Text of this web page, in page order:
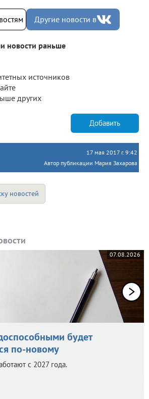
Другие новости в
новости раньше
источников
других
Добавить
17 мая 2017 г. 9:42
Автор публикации Мария Захарова
новостей
07.08.2026
будет
по-новому
с 2027 года.